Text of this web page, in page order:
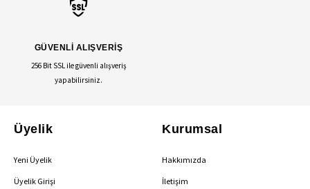
GÜVENLİ ALIŞVERİŞ
256 Bit SSL ile güvenli alışveriş
yapabilirsiniz.
Üyelik
Yeni Üyelik
Üyelik Girişi
Kurumsal
Hakkımızda
İletişim